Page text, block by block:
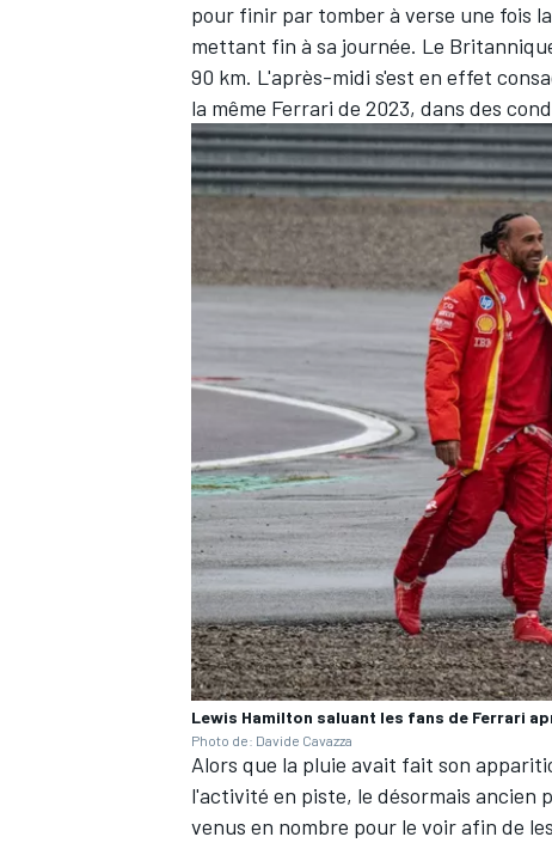
pour finir par tomber à verse une fois
mettant fin à sa journée. Le
90 km. L'après-midi s'est en effet
la même Ferrari de 2023, dans des
Lewis Hamilton saluant les fans de Ferrari
Photo de: Davide Cavazza
Alors que la pluie avait fait son
l'activité en piste, le désormais ancien
venus en nombre pour le voir afin de